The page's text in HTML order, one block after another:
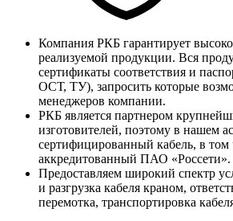
Компания РКБ гарантирует
реализуемой продукции. Вся
сертификаты соответствия и
ОСТ, ТУ), запросить которые
менеджеров компании.
РКБ является партнером
изготовителей, поэтому в нашем
сертифицированный кабель, в том
аккредитованный ПАО «Россети».
Предоставляем широкий спектр
и разгрузка кабеля краном,
перемотка, транспортировка